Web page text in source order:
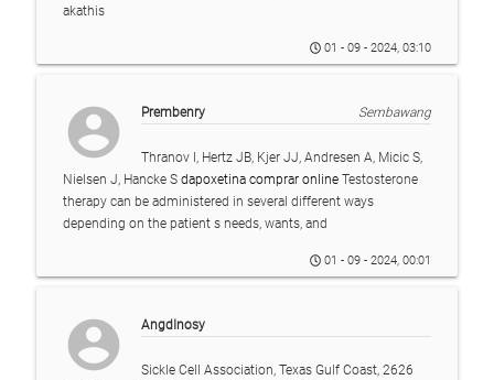
akathis
01 - 09 - 2024, 03:10
account_circle Prembenry Sembawang
Thranov I, Hertz JB, Kjer JJ, Andresen A, Micic S,
Nielsen J, Hancke S dapoxetina comprar onlineTestosterone
therapy can be administered in several different ways
depending on the patient s needs, wants, and
01 - 09 - 2024, 00:01
account_circle AngdInosy
Sickle Cell Association, Texas Gulf Coast, 2626